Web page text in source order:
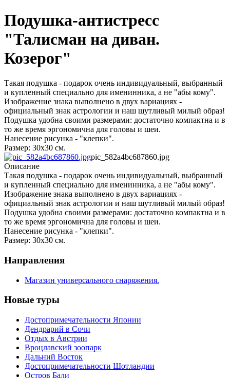
Подушка-антистресс
"Талисман на диван.
Козерог"
Такая подушка - подарок очень индивидуальный, выбранный
и купленный специально для именинника, а не "абы кому".
Изображение знака выполнено в двух вариациях -
официальный знак астрологии и наш шутливый милый образ!
Подушка удобна своими размерами: достаточно компактна и в
то же время эргономична для головы и шеи.
Нанесение рисунка - "клепки".
Размер: 30х30 см.
pic_582a4bc687860.jpg
Описание
Такая подушка - подарок очень индивидуальный, выбранный
и купленный специально для именинника, а не "абы кому".
Изображение знака выполнено в двух вариациях -
официальный знак астрологии и наш шутливый милый образ!
Подушка удобна своими размерами: достаточно компактна и в
то же время эргономична для головы и шеи.
Нанесение рисунка - "клепки".
Размер: 30х30 см.
Направления
Магазин универсального снаряжения.
Новые туры
Достопримечательности Японии
Дендрарий в Сочи
Отдых в Австрии
Вроцлавский зоопарк
Дальний Восток
Достопримечательности Шотландии
Остров Бали